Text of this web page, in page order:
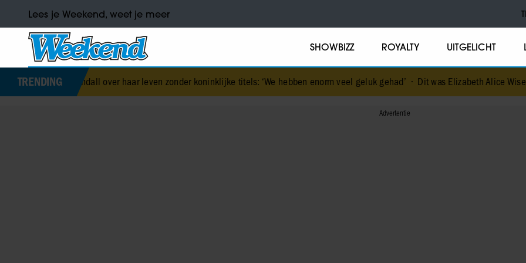
Lees je Weekend, weet je meer
SHOWBIZZ ROYALTY UITGELICHT
TRENDING
Tindall over haar leven zonder koninklijke titels: ‘We hebben enorm veel geluk gehad’•Dit was Elizabeth Alice Wise, de royal die